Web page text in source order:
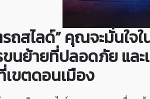
ถสไลด์” คุณจะมั่นใ
นย้ายที่ปลอดภัย และ
ขตดอนเมือง